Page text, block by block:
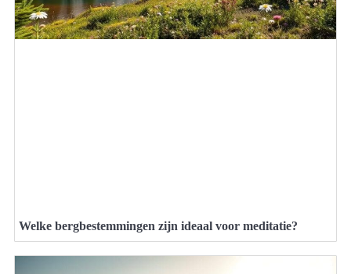
Welke bergbestemmingen zijn ideaal voor meditatie?